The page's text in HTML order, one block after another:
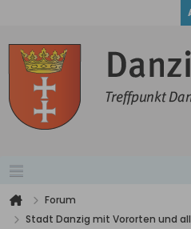
Forum
Stadt Danzig mit Vororten und